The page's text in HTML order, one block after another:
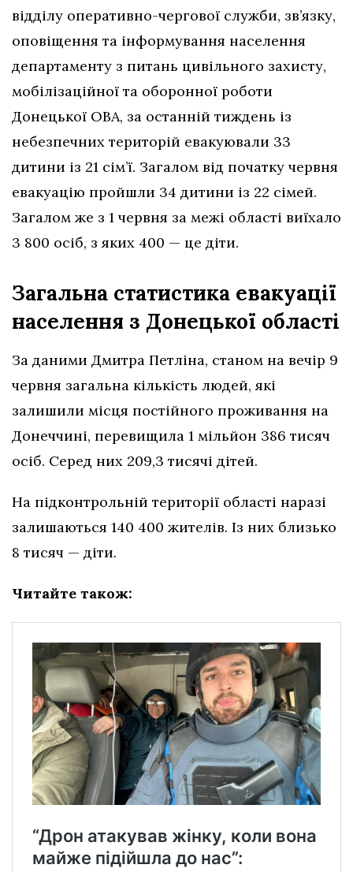
відділу оперативно-чергової служби, зв’язку,
оповіщення та інформування населення
департаменту з питань цивільного захисту,
мобілізаційної та оборонної роботи
Донецької ОВА, за останній тиждень із
небезпечних територій евакуювали 33
дитини із 21 сім’ї. Загалом від початку червня
евакуацію пройшли 34 дитини із 22 сімей.
Загалом же з 1 червня за межі області виїхало
3 800 осіб, з яких 400 — це діти.
Загальна статистика евакуації
населення з Донецької області
За даними Дмитра Петліна, станом на вечір 9
червня загальна кількість людей, які
залишили місця постійного проживання на
Донеччині, перевищила 1 мільйон 386 тисяч
осіб. Серед них 209,3 тисячі дітей.
На підконтрольній території області наразі
залишаються 140 400 жителів. Із них близько
8 тисяч — діти.
Читайте також: